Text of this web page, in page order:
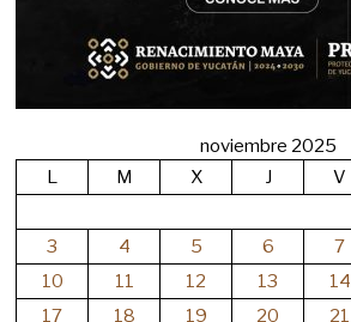
noviembre 2025
L
M X J V
3
4 5 6 7
10
11 12 13 14
17
18 19 20 21